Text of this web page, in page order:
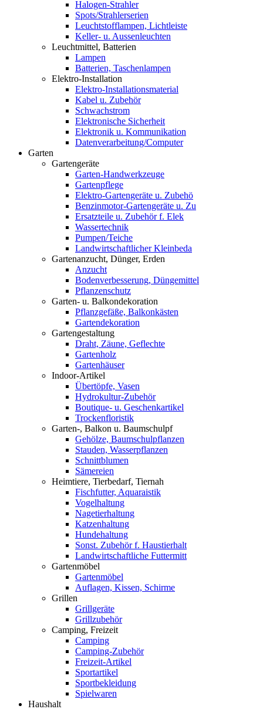
Halogen-Strahler
Spots/Strahlerserien
Leuchtstofflampen, Lichtleiste
Keller- u. Aussenleuchten
Leuchtmittel, Batterien
Lampen
Batterien, Taschenlampen
Elektro-Installation
Elektro-Installationsmaterial
Kabel u. Zubehör
Schwachstrom
Elektronische Sicherheit
Elektronik u. Kommunikation
Datenverarbeitung/Computer
Garten
Gartengeräte
Garten-Handwerkzeuge
Gartenpflege
Elektro-Gartengeräte u. Zubehö
Benzinmotor-Gartengeräte u. Zu
Ersatzteile u. Zubehör f. Elek
Wassertechnik
Pumpen/Teiche
Landwirtschaftlicher Kleinbeda
Gartenanzucht, Dünger, Erden
Anzucht
Bodenverbesserung, Düngemittel
Pflanzenschutz
Garten- u. Balkondekoration
Pflanzgefäße, Balkonkästen
Gartendekoration
Gartengestaltung
Draht, Zäune, Geflechte
Gartenholz
Gartenhäuser
Indoor-Artikel
Übertöpfe, Vasen
Hydrokultur-Zubehör
Boutique- u. Geschenkartikel
Trockenfloristik
Garten-, Balkon u. Baumschulpf
Gehölze, Baumschulpflanzen
Stauden, Wasserpflanzen
Schnittblumen
Sämereien
Heimtiere, Tierbedarf, Tiernah
Fischfutter, Aquaraistik
Vogelhaltung
Nagetierhaltung
Katzenhaltung
Hundehaltung
Sonst. Zubehör f. Haustierhalt
Landwirtschaftliche Futtermitt
Gartenmöbel
Gartenmöbel
Auflagen, Kissen, Schirme
Grillen
Grillgeräte
Grillzubehör
Camping, Freizeit
Camping
Camping-Zubehör
Freizeit-Artikel
Sportartikel
Sportbekleidung
Spielwaren
Haushalt